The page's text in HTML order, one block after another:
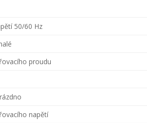
50/60 Hz
proudu
napětí